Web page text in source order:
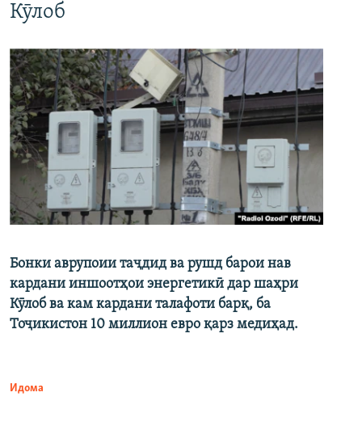
Кӯлоб
Бонки аврупоии таҷдид ва рушд барои нав
кардани иншоотҳои энергетикӣ дар шаҳри
Кӯлоб ва кам кардани талафоти барқ, ба
Тоҷикистон 10 миллион евро қарз медиҳад.
Идома